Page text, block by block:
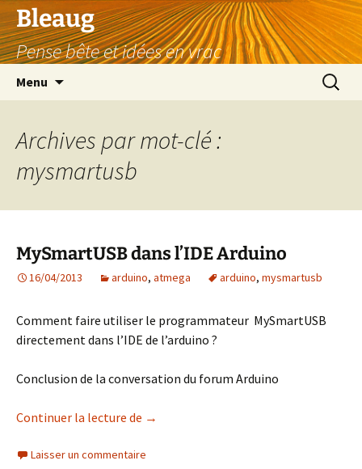
Aller
au
contenu
Bleaug
Pense bête et idées en vrac
Menu
Archives par mot-clé :
mysmartusb
MySmartUSB dans l’IDE Arduino
16/04/2013 arduino, atmega arduino, mysmartusb
Comment faire utiliser le programmateur MySmartUSB
directement dans l’IDE de l’arduino ?
Conclusion de la conversation du forum Arduino
Continuer la lecture de MySmartUSB dans l’IDE Arduino
→
Laisser un commentaire